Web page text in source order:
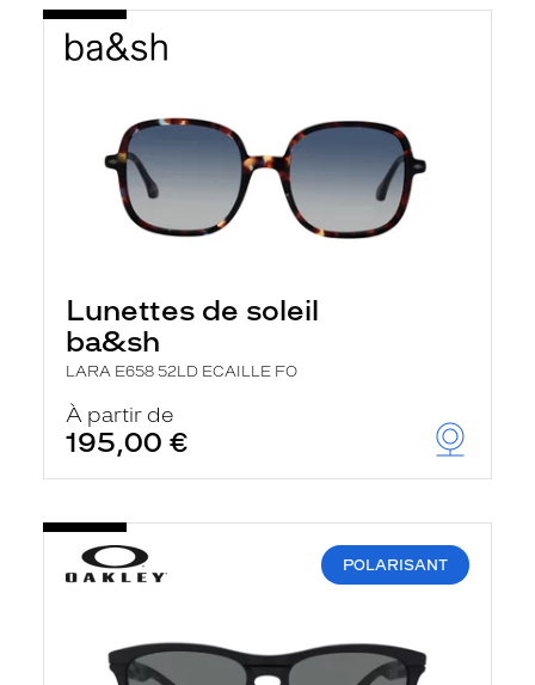
Lunettes de soleil
ba&sh
LARA E658 52LD ECAILLE FO
À partir de
195,00 €
POLARISANT